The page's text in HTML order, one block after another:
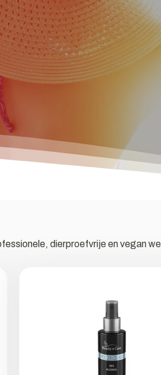
dierproefvrije en vegan